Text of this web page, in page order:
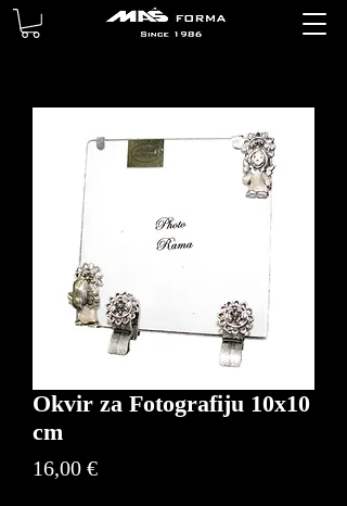
Okvir za Fotografiju 10x10
cm
16,00 €Price